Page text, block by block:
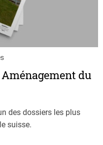
du
des dossiers les plus
suisse.